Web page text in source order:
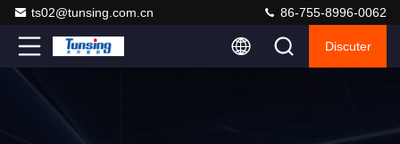
ts02@tunsing.com.cn 86-755-8996-0062
Discuter